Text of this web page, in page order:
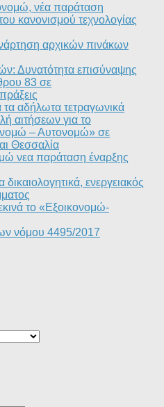
νέα παράταση
κανονισμού τεχνολογίας
αρχικών πινάκων
Δυνατότητα επισύναψης
83 σε
τα αδήλωτα τετραγωνικά
αιτήσεων για το
– Αυτονομώ» σε
Θεσσαλία
νεα παράταση έναρξης
ενεργειακός
το «Εξοικονομώ-
νόμου 4495/2017